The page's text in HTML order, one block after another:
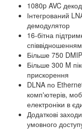
1080p AVC
Інтегрований
демодулятор
16-бітна
Більше 750
Більше 300 M
прискорення
DLNA по
комп'ютерів,
електроніки в
Додаткові
умовного